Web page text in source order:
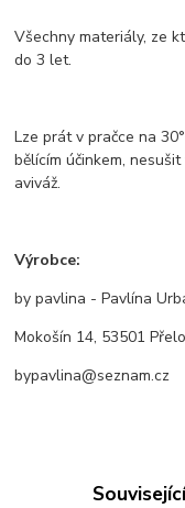
Všechny materiály, ze
do 3 let.
Lze prát v pračce na
bělícím účinkem,
aviváž.
Výrobce:
by pavlina - Pavlína
Mokošín 14, 53501
bypavlina@seznam.cz